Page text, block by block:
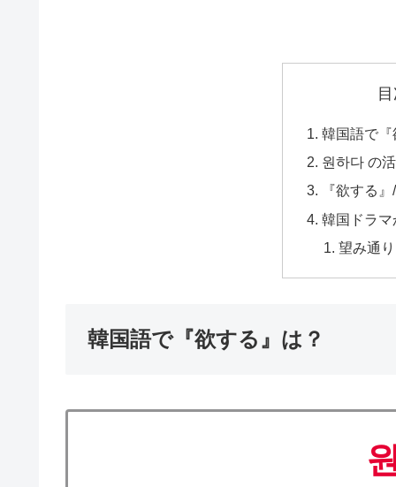
韓国語で
원하다 の
『欲する
韓国ドラ
望み通
韓国語で『欲する』は？